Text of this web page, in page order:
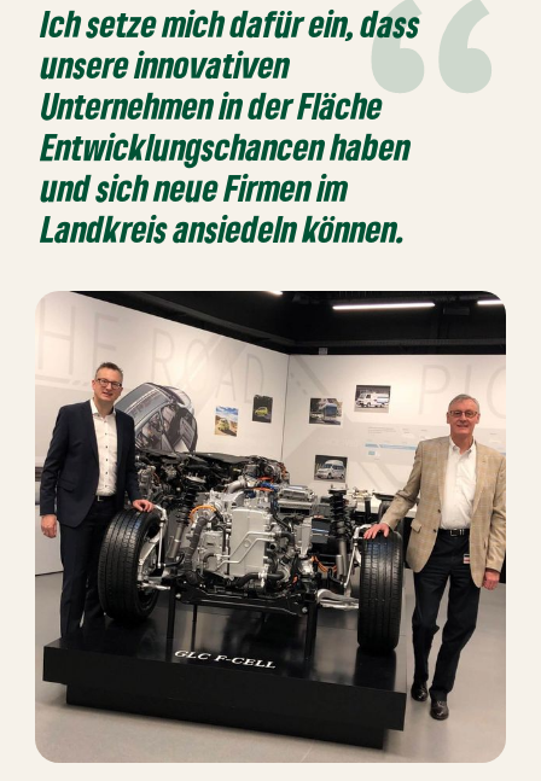
Ich setze mich dafür ein, dass
unsere innovativen
Unternehmen in der Fläche
Entwicklungschancen haben
und sich neue Firmen im
Landkreis ansiedeln können.